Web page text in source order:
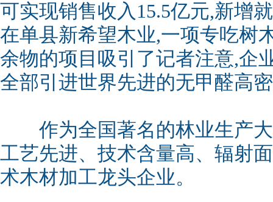
可实现销售收入15.5亿元,新增
在单县新希望木业,一项专吃树
余物的项目吸引了记者注意,企
全部引进世界先进的无甲醛高
作为全国著名的林业生产大
工艺先进、技术含量高、辐射
术木材加工龙头企业。